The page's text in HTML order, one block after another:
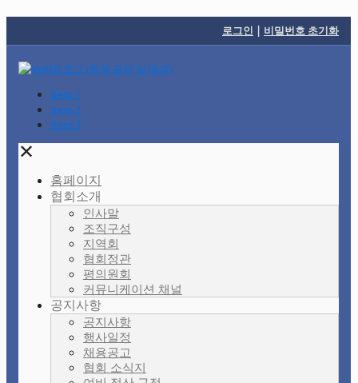
로그인 | 비밀번호 초기화
Item 1
Item 2
Item 3
✕
홈페이지
협회소개
인사말
조직구성
지역회
협회정관
평의원회
커뮤니케이션 채널
공지사항
공지사항
행사일정
채용공고
협회 소식지